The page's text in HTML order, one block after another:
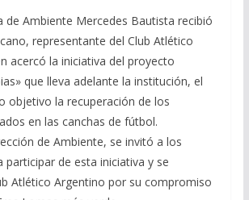
de Ambiente Mercedes Bautista recibió
representante del Club Atlético
acercó la iniciativa del proyecto
que lleva adelante la institución, el
objetivo la recuperación de los
en las canchas de fútbol.
de Ambiente, se invitó a los
participar de esta iniciativa y se
Atlético Argentino por su compromiso